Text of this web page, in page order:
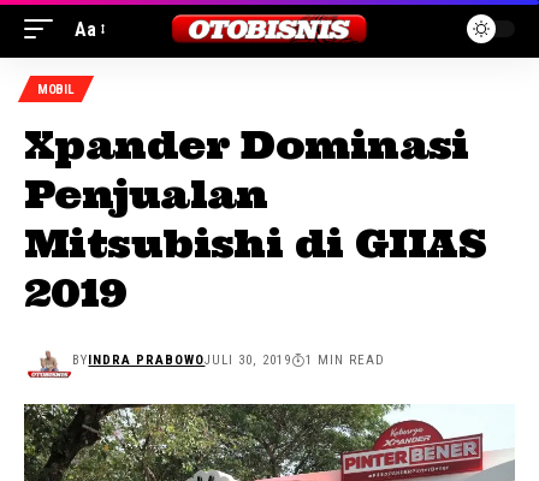
Aa
MOBIL
Xpander Dominasi
Penjualan
Mitsubishi di GIIAS
2019
BYINDRA PRABOWOJULI 30, 2019 1 MIN READ